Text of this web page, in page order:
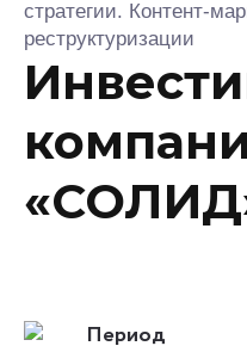
стратегии. Контент-
реструктуризации
Период